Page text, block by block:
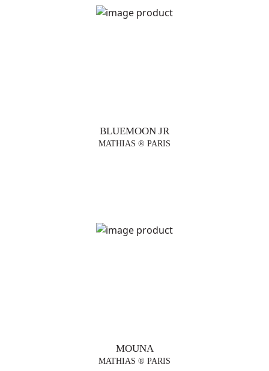
BLUEMOON JR
MATHIAS ® PARIS
MOUNA
MATHIAS ® PARIS